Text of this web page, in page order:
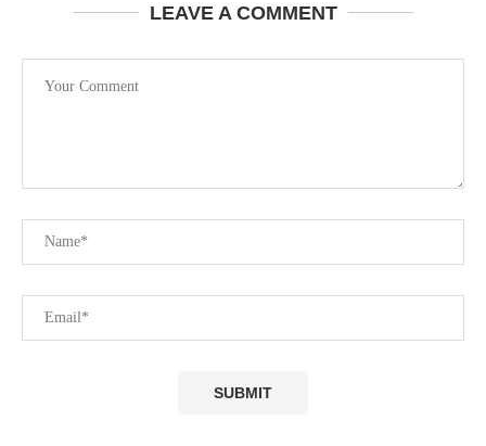
LEAVE A COMMENT